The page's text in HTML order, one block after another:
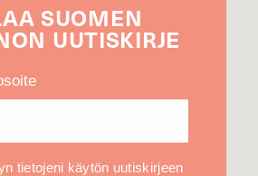
SUOMEN
UUTIS­KIRJE
tietojeni käytön uutiskirjeen